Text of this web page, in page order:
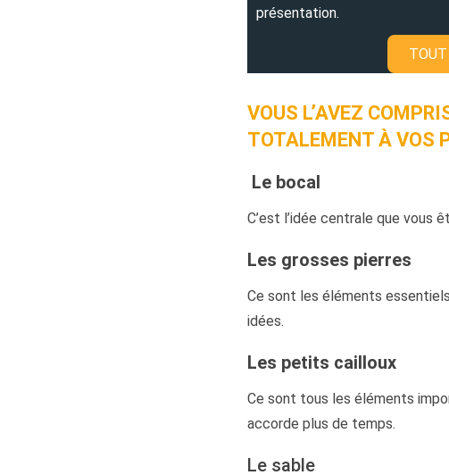
présentation.
VOUS L’AVEZ
TOTALEMENT À VOS
Le bocal
C’est l’idée centrale que vous
Les grosses pierres
Ce sont les éléments
idées.
Les petits cailloux
Ce sont tous les éléments
accorde plus de temps.
Le sable